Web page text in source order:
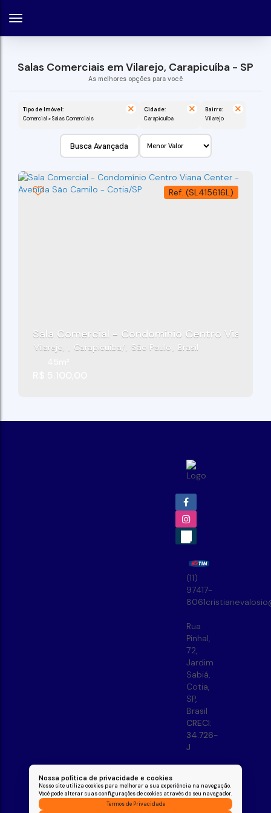
Nossa política de privacidade e cookies
Nosso site utiliza cookies para melhorar a sua experiência na navegação.
Você pode alterar suas configurações de cookies através do seu navegador.
Termos de Privacidade
Salas Comerciais em Vilarejo, Carapicuíba - SP
Tipo de Imóvel:
Comercial » Salas Comerciais
Cidade:
Carapicuíba
Bairro:
Vilarejo
Busca Avançada
(SL415616L)
Sala Comercial - Condomínio Centro Viana
Vilarejo Carapicuíba São Paulo
Brasil
(11)
97417-
8061
Rua
Pinhal,
72,
Jardim
Sabiá,
Cotia,
SP,
Brasil
CRECI:
34.726-
J